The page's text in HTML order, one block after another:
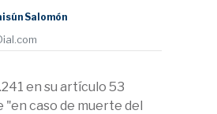
Salomón
en su artículo 53
"en caso de muerte del